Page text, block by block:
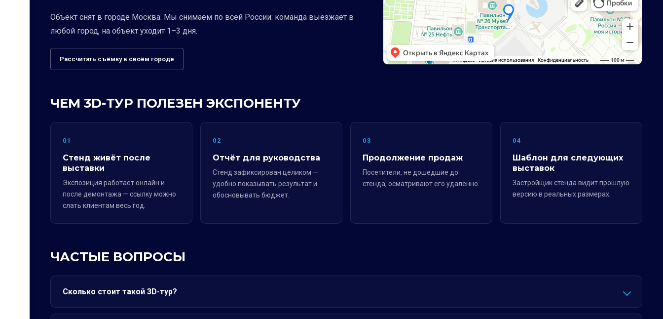
Объект снят в городе Москва. Мы снимаем по всей России: команда выезжает в
любой город, на объект уходит 1–3 дня.
Рассчитать съёмку в своём городе
ЧЕМ 3D-ТУР ПОЛЕЗЕН ЭКСПОНЕНТУ
01
Стенд живёт после
выставки
Экспозиция работает онлайн и
после демонтажа — ссылку можно
слать клиентам весь год.
02
Отчёт для руководства
Стенд зафиксирован целиком —
удобно показывать результат и
обосновывать бюджет.
03
Продолжение продаж
Посетители, не дошедшие до
стенда, осматривают его удалённо.
04
Шаблон для следующих
выставок
Застройщик стенда видит прошлую
версию в реальных размерах.
ЧАСТЫЕ ВОПРОСЫ
Сколько стоит такой 3D-тур?